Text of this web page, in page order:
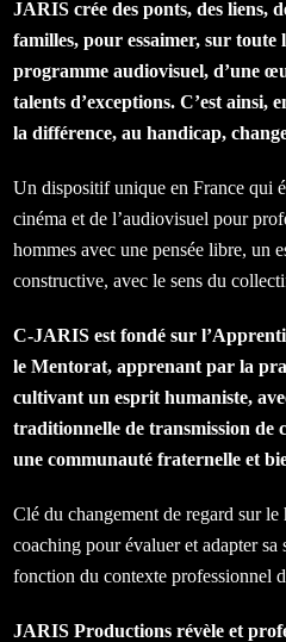
JARIS crée des ponts, des liens,
familles, pour essaimer, sur toute
programme audiovisuel, d’une
talents d’exceptions. C’est ainsi,
la différence, au handicap,
Un dispositif unique en France qui
cinéma et de l’audiovisuel pour
hommes avec une pensée libre, un
constructive, avec le sens du
C-JARIS est fondé sur
le Mentorat, apprenant par la
cultivant un esprit humaniste,
traditionnelle de transmission de
une communauté fraternelle et
Clé du changement de regard sur
coaching pour évaluer et adapter sa
fonction du contexte professionnel
JARIS Productions révèle et